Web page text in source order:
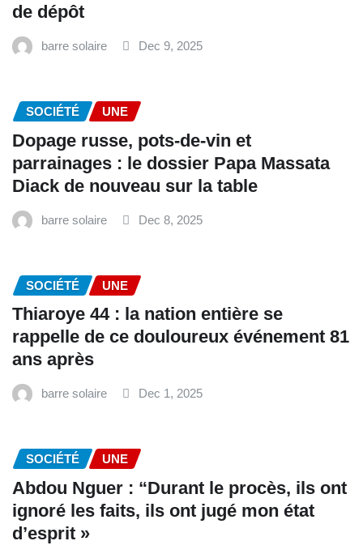
de dépôt
barre solaire Dec 9, 2025
SOCIÉTÉ UNE
Dopage russe, pots-de-vin et
parrainages : le dossier Papa Massata
Diack de nouveau sur la table
barre solaire Dec 8, 2025
SOCIÉTÉ UNE
Thiaroye 44 : la nation entière se
rappelle de ce douloureux événement 81
ans après
barre solaire Dec 1, 2025
SOCIÉTÉ UNE
Abdou Nguer : “Durant le procès, ils ont
ignoré les faits, ils ont jugé mon état
d’esprit »